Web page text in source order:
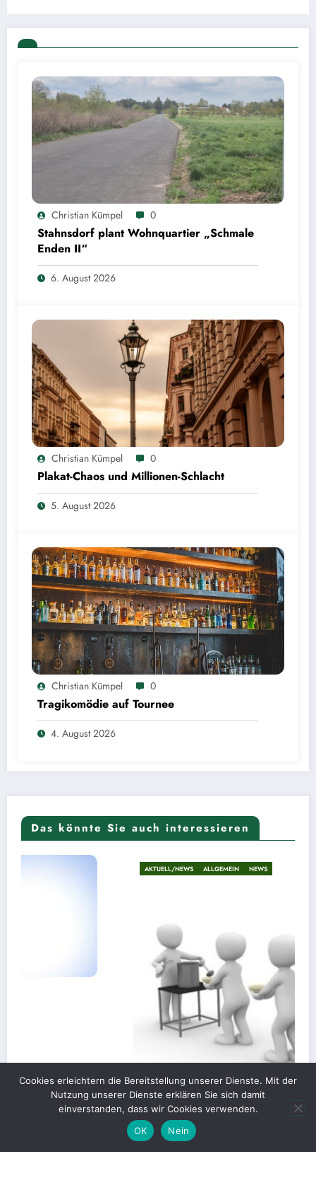
Christian Kümpel 0
Stahnsdorf plant Wohnquartier „Schmale
Enden II“
6. August 2026
Christian Kümpel 0
Plakat-Chaos und Millionen-Schlacht
5. August 2026
Christian Kümpel 0
Tragikomödie auf Tournee
4. August 2026
Das könnte Sie auch interessieren
ALLGEMEIN NEWS
Gerechte Verteilung oder Blockade für
Cookies erleichtern die Bereitstellung unserer Dienste. Mit der
Nutzung unserer Dienste erklären Sie sich damit
einverstanden, dass wir Cookies verwenden.
OK
Nein